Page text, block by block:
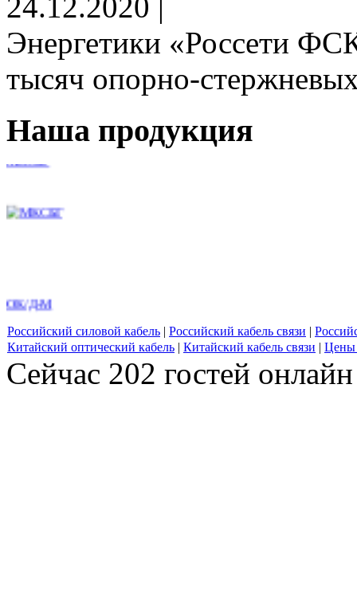
24.12.2020 |
Энергетики «Россети
тысяч опорно-
Наша продукция
МКСБГ
Российский силовой кабель | Российский кабель связи |
Китайский оптический кабель | Китайский кабель связи | Цены
Сейчас 202 гостей онлайн